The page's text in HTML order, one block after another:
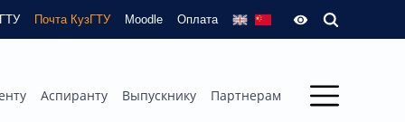
Почта КузГТУ Moodle Оплата
Аспиранту Выпускнику Партнерам